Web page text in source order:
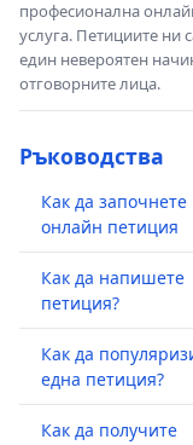
професионална
услуга. Петициите ни
един невероятен
отговорните лица.
Ръководства
Как да започнете
онлайн петиция
Как да напишете
петиция?
Как да
една петиция?
Как да получите